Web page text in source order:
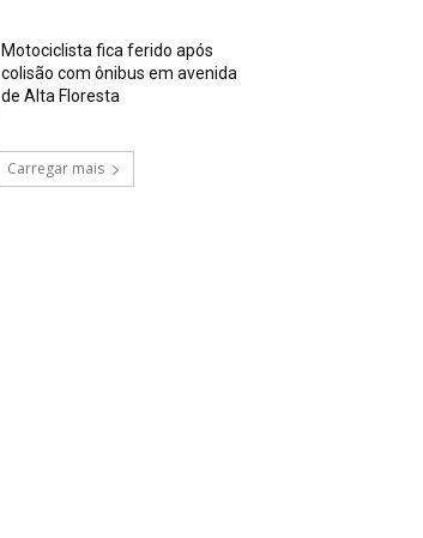
Motociclista fica ferido após
colisão com ônibus em avenida
de Alta Floresta
Carregar mais